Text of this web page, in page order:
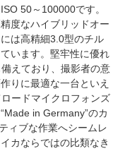
50～100000です。
度なハイブリッドオー
は高精細3.0型のチル
います。堅牢性に優れ
えており、撮影者の意
りに最適な一台といえ
ードマイクロフォンズ
in Germany”のカ
ィブな作業へシームレ
カならではの比類なき